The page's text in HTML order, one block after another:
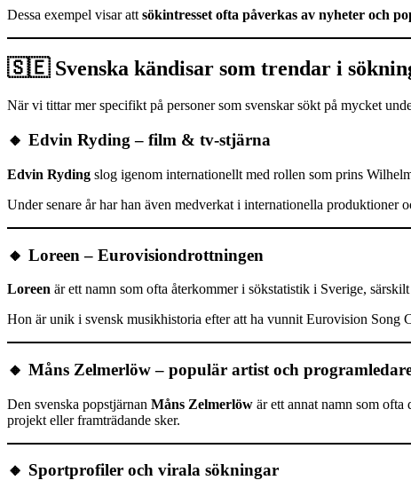
Dessa exempel visar att sökintresset ofta påverkas av nyheter och
🇸🇪 Svenska kändisar som trendar i
När vi tittar mer specifikt på personer som svenskar sökt på mycket
🔸 Edvin Ryding – film & tv-stjärna
Edvin Ryding slog igenom internationellt med rollen som prins
Under senare år har han även medverkat i internationella
🔸 Loreen – Eurovisiondrottningen
Loreen är ett namn som ofta återkommer i sökstatistik i Sverige,
Hon är unik i svensk musikhistoria efter att ha vunnit Eurovision Song
🔸 Måns Zelmerlöw – populär artist och
Den svenska popstjärnan Måns Zelmerlöw är ett annat namn som
projekt eller framträdande sker.
🔸 Sportprofiler och virala sökningar